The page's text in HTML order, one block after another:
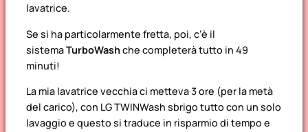
lavatrice.
Se si ha particolarmente fretta, poi, c’è il
sistemaTurboWashche completerà tutto in 49
minuti!
La mia lavatrice vecchia ci metteva 3 ore (per la metà
del carico), con LG TWINWash sbrigo tutto con un solo
lavaggio e questo si traduce in risparmio di tempo e